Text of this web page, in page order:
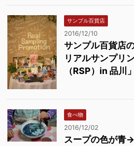
サンプル百貨店
2016/12/10
サンプル百貨店
リアルサンプリ
（RSP）in 品川
食べ物
2016/12/02
スープの色が青